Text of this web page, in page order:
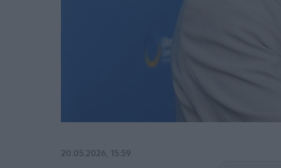
20.05.2026, 15:59